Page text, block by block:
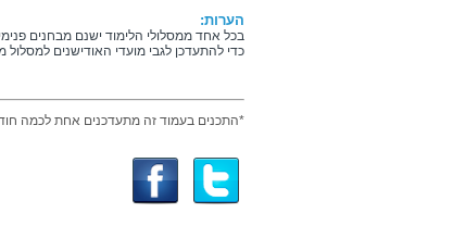
הערות:
בכל אחד ממסלולי הלימוד ישנם מבחנים
כדי להתעדכן לגבי מועדי האודישנים
*התכנים בעמוד זה מתעדכנים אחת לכמה